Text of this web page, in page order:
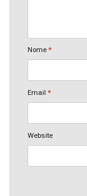
Nome *
Email *
Website